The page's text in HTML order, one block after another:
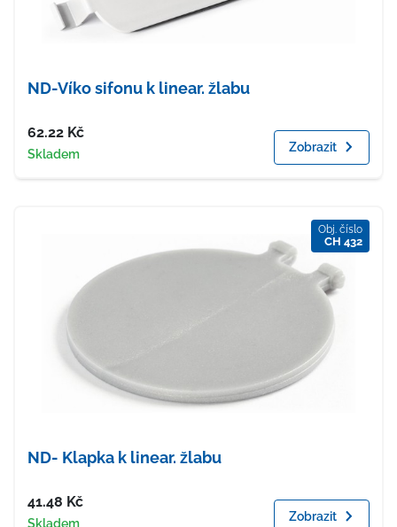
ND-Víko sifonu k linear. žlabu
Cena
62.22 Kč
Dostupnost
Skladem Zobrazit
Obj. číslo
CH 432
ND- Klapka k linear. žlabu
Cena
41.48 Kč
Dostupnost
Skladem Zobrazit